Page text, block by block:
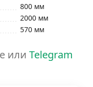
800 мм
2000 мм
570 мм
или Telegram